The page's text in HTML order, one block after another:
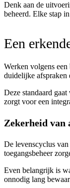
Denk aan de
beheerd. Elke stap
Een
Werken volgens
duidelijke afspraken
Deze standaard
zorgt voor een
Zekerheid van
De levenscyclus
toegangsbeheer
Even belangrijk is
onnodig lang